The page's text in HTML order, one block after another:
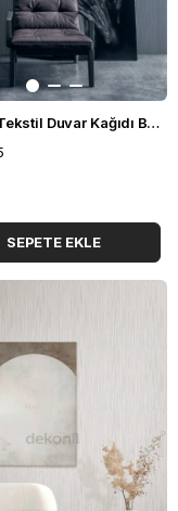
Çizgili Tekstil Duvar Kağıdı BT90145
SEPETE EKLE